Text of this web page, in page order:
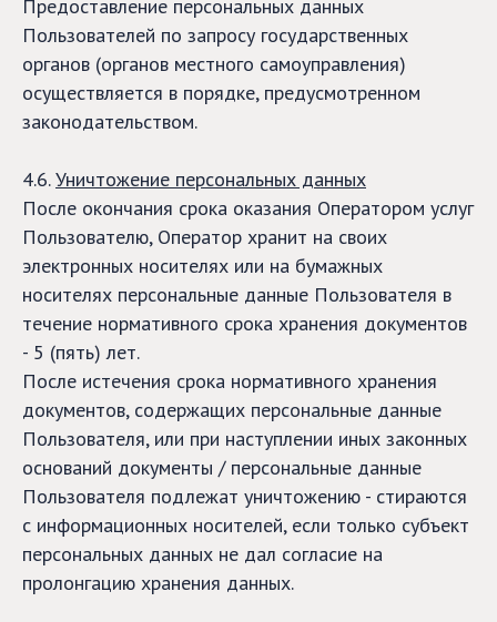
Предоставление персональных данных
Пользователей по запросу государственных
органов (органов местного самоуправления)
осуществляется в порядке, предусмотренном
законодательством.
4.6.Уничтожение персональных данных
После окончания срока оказания Оператором услуг
Пользователю, Оператор хранит на своих
электронных носителях или на бумажных
носителях персональные данные Пользователя в
течение нормативного срока хранения документов
- 5 (пять) лет.
После истечения срока нормативного хранения
документов, содержащих персональные данные
Пользователя, или при наступлении иных законных
оснований документы / персональные данные
Пользователя подлежат уничтожению - стираются
с информационных носителей, если только субъект
персональных данных не дал согласие на
пролонгацию хранения данных.